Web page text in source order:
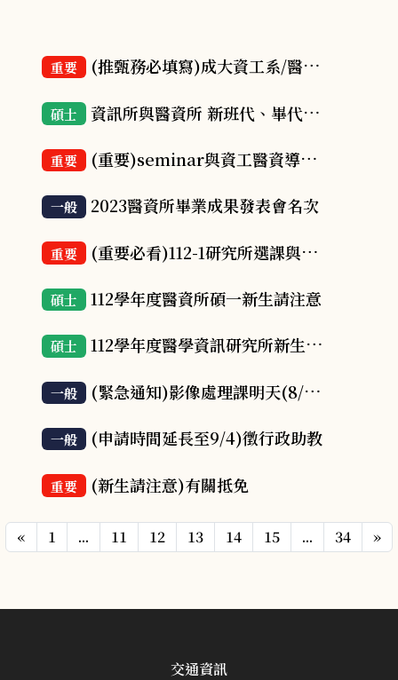
重要 (推甄務必填寫)成大資工系/醫資所/人工智慧學程 113學年度 碩士 推甄考生資料登錄系統
碩士 資訊所與醫資所 新班代、畢代、畢編抽籤公告
重要 (重要)seminar與資工醫資導論上課規定
一般 2023醫資所畢業成果發表會名次
重要 (重要必看)112-1研究所選課與提醒
碩士 112學年度醫資所碩一新生請注意
碩士 112學年度醫學資訊研究所新生須知
一般 (緊急通知)影像處理課明天(8/23)上午9點可開始選課
一般 (申請時間延長至9/4)徵行政助教
重要 (新生請注意)有關抵免
« 1 ... 11 12 13 14 15 ... 34 »
交通資訊